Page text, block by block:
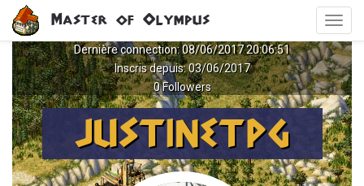
Aller
au
contenu
principal
Master of Olympus
Dernière connection: 08/06/2017 20:06:51
Inscris depuis: 03/06/2017
0 Followers
JUSTINETPG